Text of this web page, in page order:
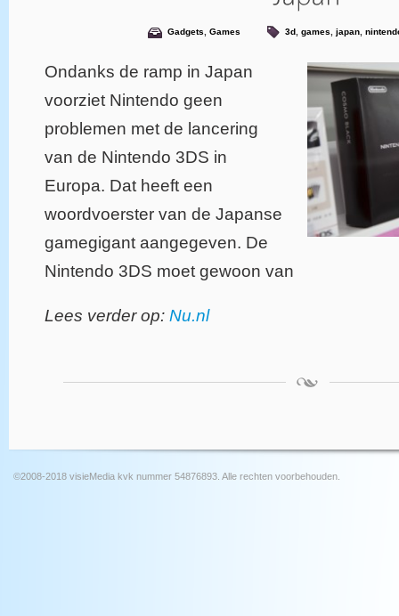
Gadgets, Games 3d, games, japan,
Ondanks de ramp in Japan
voorziet Nintendo geen
problemen met de lancering
van de Nintendo 3DS in
Europa. Dat heeft een
woordvoerster van de Japanse
gamegigant aangegeven. De
Nintendo 3DS moet gewoon van
Lees verder op: Nu.nl
©2008-2018 visieMedia kvk nummer 54876893. Alle rechten voorbehouden.